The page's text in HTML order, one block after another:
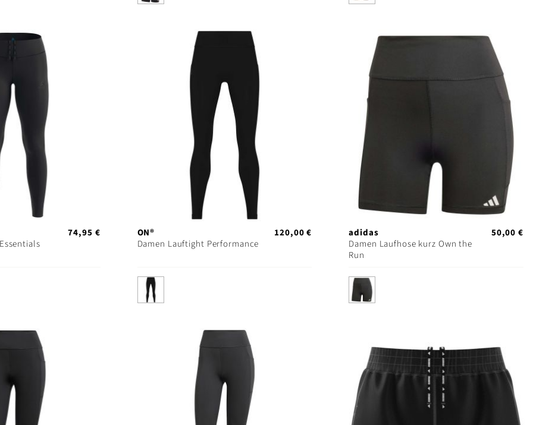
74,95 €
ON®
Damen Lauftight Performance
120,00 €
adidas
Damen Laufhose kurz Own the
Run
50,00 €